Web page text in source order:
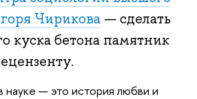
Чирикова — сделать
куска бетона памятник
науке — это история любви и